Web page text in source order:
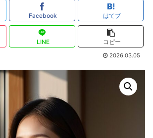
Facebook はてブ
LINE コピー
2026.03.05